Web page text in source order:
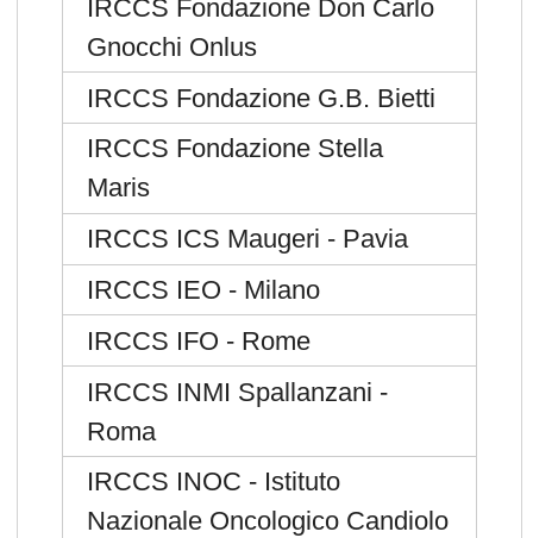
IRCCS Fondazione Don Carlo
Gnocchi Onlus
IRCCS Fondazione G.B. Bietti
IRCCS Fondazione Stella
Maris
IRCCS ICS Maugeri - Pavia
IRCCS IEO - Milano
IRCCS IFO - Rome
IRCCS INMI Spallanzani -
Roma
IRCCS INOC - Istituto
Nazionale Oncologico Candiolo